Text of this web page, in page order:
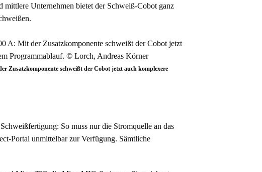
Unternehmen bietet der Schweiß-Cobot ganz
Zusatzkomponente schweißt der Cobot jetzt auch komplexere
So muss nur die Stromquelle an das
Portal unmittelbar zur Verfügung. Sämtliche